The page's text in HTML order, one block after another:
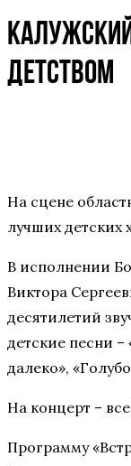
ДЕТСТВОМ
На сцене
лучших детских
В исполнении
Виктора
десятилетий
детские песни
далеко»,
На концерт –
Программу